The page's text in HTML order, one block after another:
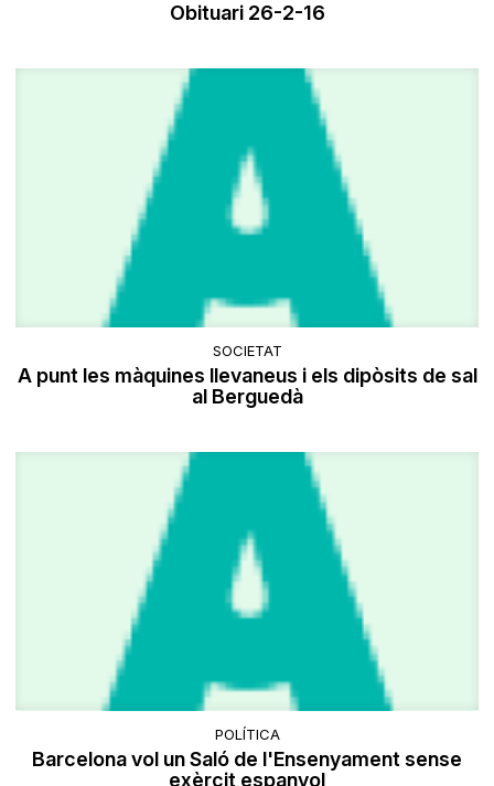
Obituari 26-2-16
SOCIETAT
A punt les màquines llevaneus i els dipòsits de sal
al Berguedà
POLÍTICA
Barcelona vol un Saló de l'Ensenyament sense
exèrcit espanyol